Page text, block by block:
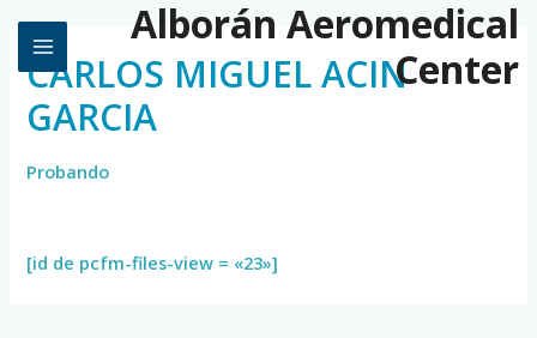
Alborán Aeromedical
Center
CARLOS MIGUEL ACIN
GARCIA
Probando
[id de pcfm-files-view = «23»]